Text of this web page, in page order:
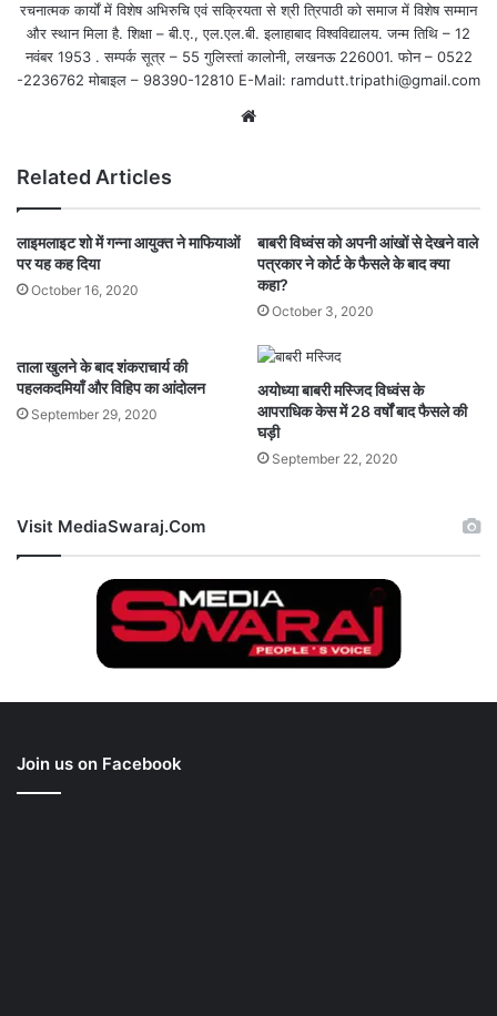
रचनात्मक कार्यों में विशेष अभिरुचि एवं सक्रियता से श्री त्रिपाठी को समाज में विशेष सम्मान
और स्थान मिला है. शिक्षा – बी.ए., एल.एल.बी. इलाहाबाद विश्वविद्यालय. जन्म तिथि – 12
नवंबर 1953 . सम्पर्क सूत्र – 55 गुलिस्तां कालोनी, लखनऊ 226001. फोन – 0522
-2236762 मोबाइल – 98390-12810 E-Mail: ramdutt.tripathi@gmail.com
Related Articles
लाइमलाइट शो में गन्ना आयुक्त ने माफियाओं
पर यह कह दिया
October 16, 2020
बाबरी विध्वंस को अपनी आंखों से देखने वाले
पत्रकार ने कोर्ट के फैसले के बाद क्या
कहा?
October 3, 2020
ताला खुलने के बाद शंकराचार्य की
पहलकदमियाँ और विहिप का आंदोलन
September 29, 2020
अयोध्या बाबरी मस्जिद विध्वंस के
आपराधिक केस में 28 वर्षों बाद फैसले की
घड़ी
September 22, 2020
Visit MediaSwaraj.Com
Join us on Facebook